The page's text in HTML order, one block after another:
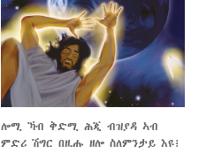
ሎሚ ኻብ ቅድሚ ሕጂ ብዝያዳ ኣብ
ምድሪ ሽግር በዚሑ ዘሎ ስለምንታይ እዩ፧